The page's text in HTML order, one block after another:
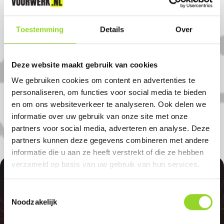
Toestemming Details Over
Deze website maakt gebruik van cookies
We gebruiken cookies om content en advertenties te
personaliseren, om functies voor social media te bieden
en om ons websiteverkeer te analyseren. Ook delen we
informatie over uw gebruik van onze site met onze
partners voor social media, adverteren en analyse. Deze
partners kunnen deze gegevens combineren met andere
informatie die u aan ze heeft verstrekt of die ze hebben
verzameld op basis van uw gebruik van hun services.
Noodzakelijk
Komt u uit Maarsbergen?
Doorn. U bent van harte welkom! U bent
uiteraard ook welkom als u uit
Maarsbergen, Werkhoven of Zeist komt.